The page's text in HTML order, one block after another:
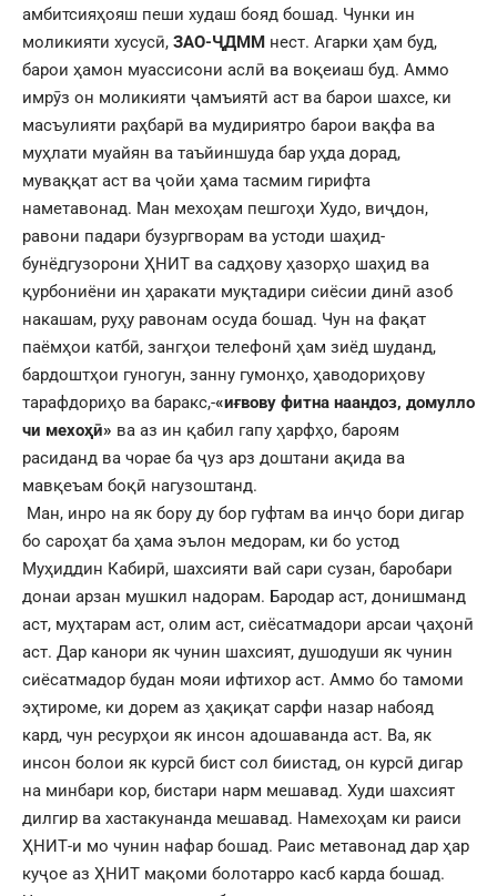
амбитсияҳояш пеши худаш бояд бошад. Чунки ин
моликияти хусусӣ, ЗАО-ҶДММ нест. Агарки ҳам буд,
барои ҳамон муассисони аслӣ ва воқеиаш буд. Аммо
имрӯз он моликияти ҷамъиятӣ аст ва барои шахсе, ки
масъулияти раҳбарӣ ва мудириятро барои вақфа ва
муҳлати муайян ва таъйиншуда бар уҳда дорад,
муваққат аст ва ҷойи ҳама тасмим гирифта
наметавонад. Ман мехоҳам пешгоҳи Худо, виҷдон,
равони падари бузургворам ва устоди шаҳид-
бунёдгузорони ҲНИТ ва садҳову ҳазорҳо шаҳид ва
қурбониёни ин ҳаракати муқтадири сиёсии динӣ азоб
накашам, руҳу равонам осуда бошад. Чун на фақат
паёмҳои катбӣ, зангҳои телефонӣ ҳам зиёд шуданд,
бардоштҳои гуногун, занну гумонҳо, ҳаводориҳову
тарафдориҳо ва баракс,-«иғвову фитна наандоз, домулло
чи мехоҳӣ» ва аз ин қабил гапу ҳарфҳо, бароям
расиданд ва чорае ба ҷуз арз доштани ақида ва
мавқеъам боқӣ нагузоштанд.
Ман, инро на як бору ду бор гуфтам ва инҷо бори дигар
бо сароҳат ба ҳама эълон медорам, ки бо устод
Муҳиддин Кабирӣ, шахсияти вай сари сузан, баробари
донаи арзан мушкил надорам. Бародар аст, донишманд
аст, муҳтарам аст, олим аст, сиёсатмадори арсаи ҷаҳонӣ
аст. Дар канори як чунин шахсият, душодуши як чунин
сиёсатмадор будан мояи ифтихор аст. Аммо бо тамоми
эҳтироме, ки дорем аз ҳақиқат сарфи назар набояд
кард, чун ресурҳои як инсон адошаванда аст. Ва, як
инсон болои як курсӣ бист сол биистад, он курсӣ дигар
на минбари кор, бистари нарм мешавад. Худи шахсият
дилгир ва хастакунанда мешавад. Намехоҳам ки раиси
ҲНИТ-и мо чунин нафар бошад. Раис метавонад дар ҳар
куҷое аз ҲНИТ мақоми болотарро касб карда бошад.